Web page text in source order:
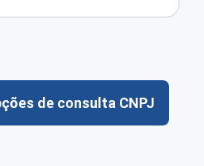
de consulta CNPJ